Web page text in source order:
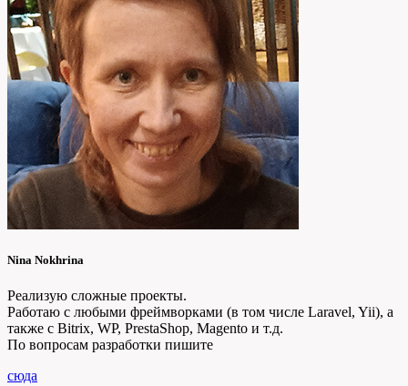
Nina Nokhrina
Реализую сложные проекты.
Работаю с любыми фреймворками (в том числе Laravel, Yii), а
также с Bitrix, WP, PrestaShop, Magento и т.д.
По вопросам разработки пишите
сюда